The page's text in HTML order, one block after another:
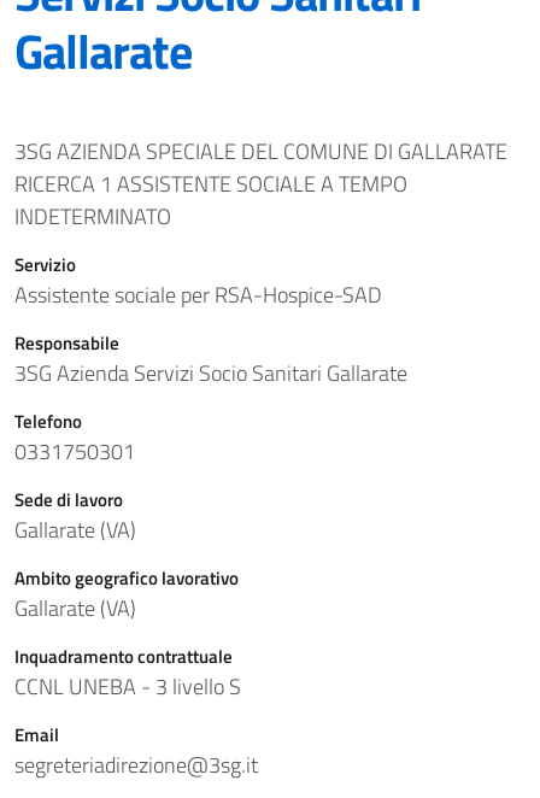
Gallarate
3SG AZIENDA SPECIALE DEL COMUNE DI GALLARATE
RICERCA 1 ASSISTENTE SOCIALE A TEMPO
INDETERMINATO
Servizio
Assistente sociale per RSA-Hospice-SAD
Responsabile
3SG Azienda Servizi Socio Sanitari Gallarate
Telefono
0331750301
Sede di lavoro
Gallarate (VA)
Ambito geografico lavorativo
Gallarate (VA)
Inquadramento contrattuale
CCNL UNEBA - 3 livello S
Email
segreteriadirezione@3sg.it